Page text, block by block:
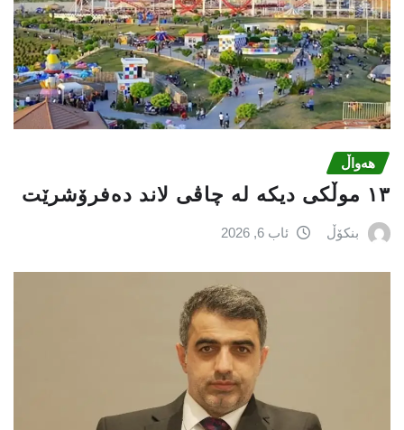
هەواڵ
١٣ موڵکی دیکە لە چاڤی لاند دەفرۆشرێت
بنکۆڵ ئاب 6, 2026